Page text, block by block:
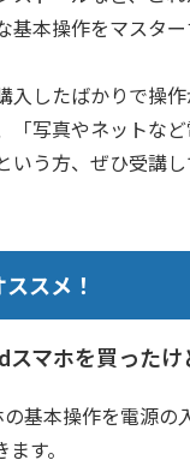
基本操作をマスタ
入したばかりで操
「写真やネットな
いう方、ぜひ受講
スメ！
マホを買ったけ
基本操作を電源の
す。